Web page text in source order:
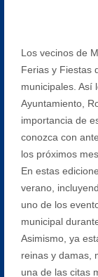
Los vecinos de
Ferias y Fiestas
municipales. Así
Ayuntamiento,
importancia de
conozca con
los próximos
En estas
verano,
uno de los
municipal
Asimismo, ya
reinas y damas,
una de las citas